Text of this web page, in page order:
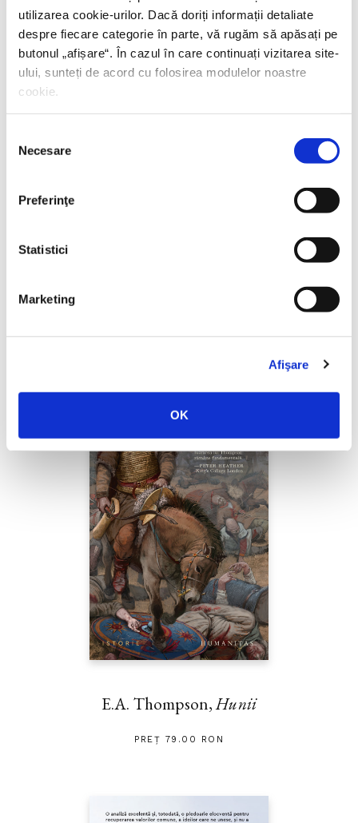
utilizarea cookie-urilor. Dacă doriți informații detaliate
despre fiecare categorie în parte, vă rugăm să apăsați pe
butonul „ afișare“. În cazul în care continuați vizitarea site-
ului, sunteți de acord cu folosirea modulelor noastre
cookie.
consimțământului
Necesare
Preferinţe
Statistici
Marketing
Afişare
OK
Thierry Wolton, Lumea noastră orwelliană
E.A. Thompson,Hunii
PREȚ 79.00 RON